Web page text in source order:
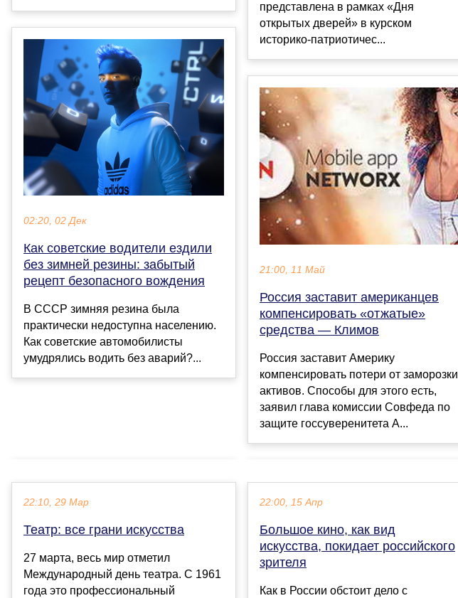
02:20, 02 Дек
Как советские водители ездили
без зимней резины: забытый
рецепт безопасного вождения
В СССР зимняя резина была
практически недоступна населению.
Как советские автомобилисты
умудрялись водить без аварий?...
представлена в рамках «Дня
открытых дверей» в курском
историко-патриотичес...
21:00, 11 Май
Россия заставит американцев
компенсировать «отжатые»
средства — Климов
Россия заставит Америку
компенсировать потери от заморозки
активов. Способы для этого есть,
заявил глава комиссии Совфеда по
защите госсуверенитета А...
22:10, 29 Мар
Театр: все грани искусства
27 марта, весь мир отметил
Международный день театра. С 1961
года это профессиональный
22:00, 15 Апр
Большое кино, как вид
искусства, покидает российского
зрителя
Как в России обстоит дело с